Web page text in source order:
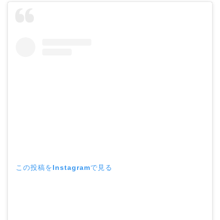
この投稿をInstagramで見る